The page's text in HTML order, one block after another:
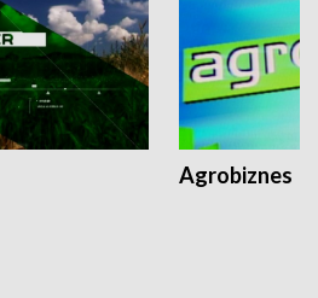
Agrobiznes